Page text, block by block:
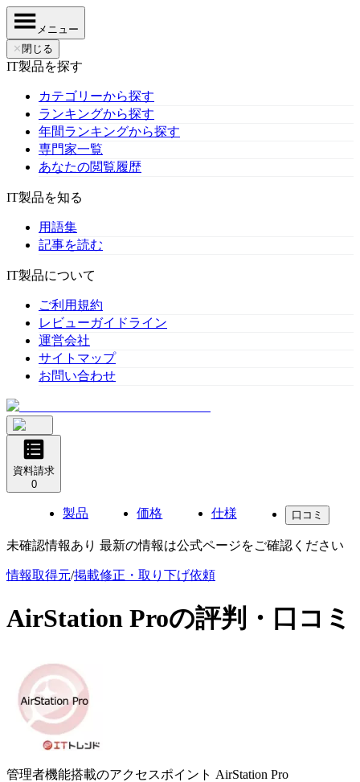
メニュー
✕ 閉じる
IT製品を探す
カテゴリーから探す
ランキングから探す
年間ランキングから探す
専門家一覧
あなたの閲覧履歴
IT製品を知る
用語集
記事を読む
IT製品について
ご利用規約
レビューガイドライン
運営会社
サイトマップ
お問い合わせ
資料請求
0
製品 価格 仕様 口コミ
未確認情報あり 最新の情報は公式ページをご確認ください
情報取得元/掲載修正・取り下げ依頼
AirStation Proの評判・口コミ
管理者機能搭載のアクセスポイント AirStation Pro